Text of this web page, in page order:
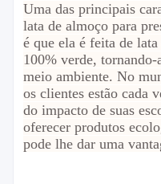
Uma das principais
lata de almoço para
é que ela é feita de
100% verde, tornando-
meio ambiente. No
os clientes estão cada
do impacto de suas
oferecer produtos
pode lhe dar uma